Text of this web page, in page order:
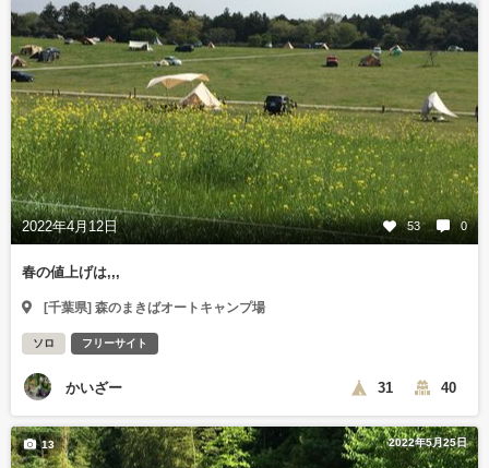
2022年4月12日 53 0
春の値上げは,,,
[千葉県] 森のまきばオートキャンプ場
ソロ フリーサイト
かいざー 31 40
2022年5月25日
13